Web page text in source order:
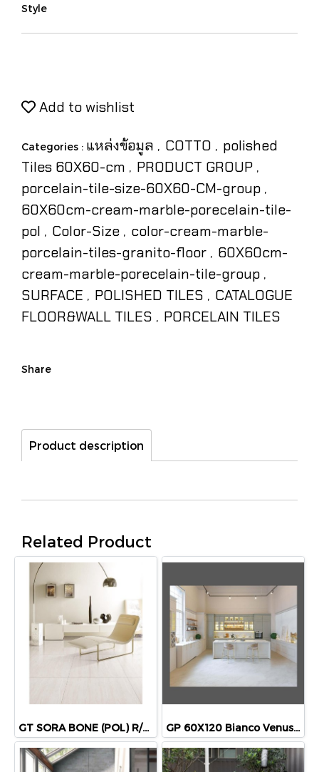
Style
Add to wishlist
Categories : แหล่งข้อมูล , COTTO , polished
Tiles 60X60-cm , PRODUCT GROUP ,
porcelain-tile-size-60X60-CM-group ,
60X60cm-cream-marble-porecelain-tile-
pol , Color-Size , color-cream-marble-
porcelain-tiles-granito-floor , 60X60cm-
cream-marble-porecelain-tile-group ,
SURFACE , POLISHED TILES , CATALOGUE
FLOOR&WALL TILES , PORCELAIN TILES
Share
Product description
Related Product
GT SORA BONE (POL) R/T 60x60 PM GP 60X120 Bianco Venuso(HYG)NAT R/T PM